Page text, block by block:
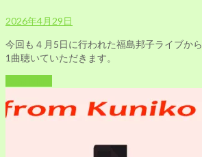
2026年4月29日
今回も４月5日に行われた福島邦子ライブから
1曲聴いていただきます。